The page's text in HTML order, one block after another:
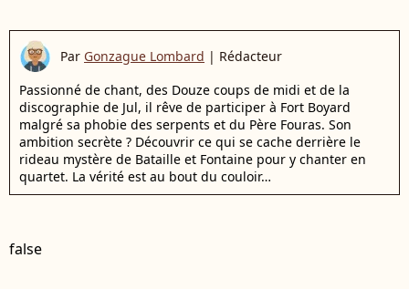
Par Gonzague Lombard | Rédacteur
Passionné de chant, des Douze coups de midi et de la
discographie de Jul, il rêve de participer à Fort Boyard
malgré sa phobie des serpents et du Père Fouras. Son
ambition secrète ? Découvrir ce qui se cache derrière le
rideau mystère de Bataille et Fontaine pour y chanter en
quartet. La vérité est au bout du couloir…
false